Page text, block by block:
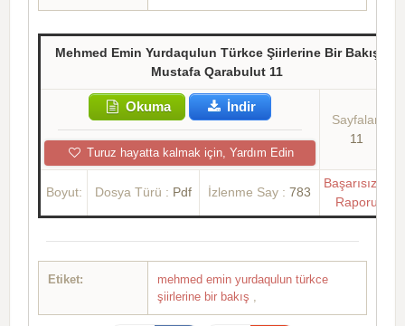
Mehmed Emin Yurdaqulun Türkce Şiirlerine Bir Bakış
Mustafa Qarabulut 11
Okuma İndir
Turuz hayatta kalmak için, Yardım Edin
Sayfalar:
11
Boyut: Dosya Türü : Pdf İzlenme Say : 783
Başarısızlık
Raporu
Etiket:
mehmed emin yurdaqulun türkce
şiirlerine bir bakış